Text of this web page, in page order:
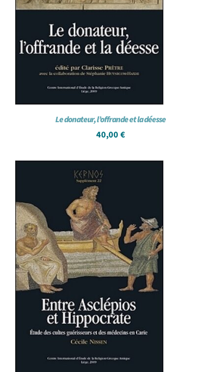
Le donateur, l’offrande et la déesse
40,00 €